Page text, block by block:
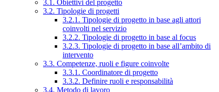
3.1. Obiettivi del progetto
3.2. Tipologie di progetti
3.2.1. Tipologie di progetto in base agli attori
coinvolti nel servizio
3.2.2. Tipologie di progetto in base al focus
3.2.3. Tipologie di progetto in base all’ambito di
intervento
3.3. Competenze, ruoli e figure coinvolte
3.3.1. Coordinatore di progetto
3.3.2. Definire ruoli e responsabilità
3.4. Metodo di lavoro